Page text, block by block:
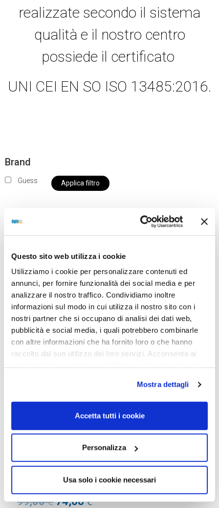
Questo sito web utilizza i cookie
Utilizziamo i cookie per personalizzare contenuti ed
annunci, per fornire funzionalità dei social media e per
analizzare il nostro traffico. Condividiamo inoltre
informazioni sul modo in cui utilizza il nostro sito con i
nostri partner che si occupano di analisi dei dati web,
pubblicità e social media, i quali potrebbero combinarle
con altre informazioni che ha fornito loro o che hanno
raccolto dal suo utilizzo dei loro servizi. Acconsenta ai
Mostra dettagli
Accetta tutti i cookie
Personalizza
Usa solo i cookie necessari
realizzate secondo il sistema
qualità e il nostro centro
possiede il certificato
UNI CEI EN SO ISO 13485:2016.
Brand
Guess Applica filtro
nostro negozio non saranno disponibili per la
da OTTICA DIOPTER
Showing the single result
OCCHIALI DA SOLE
OCCHIALE DA SOLE GUESS
GU7525 51 52F – avana
scura / marrone grad
99,00€ 74,00€